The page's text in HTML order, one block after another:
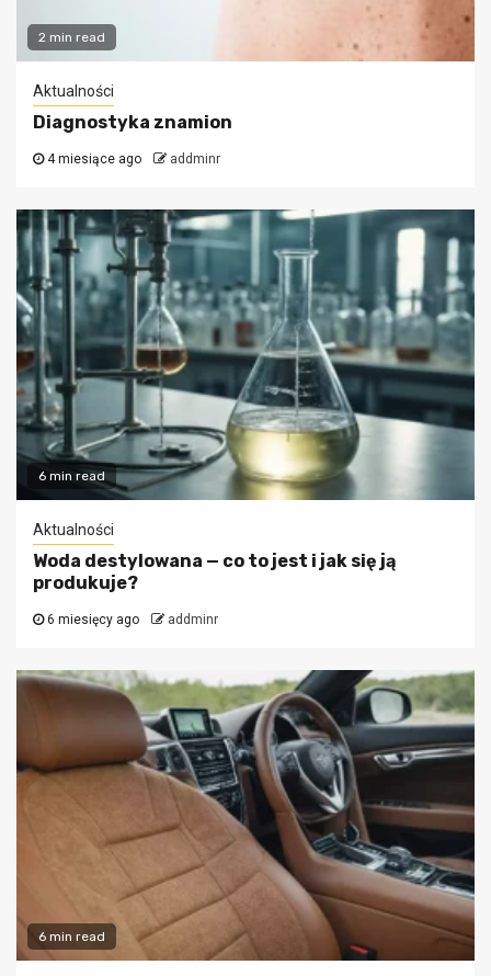
2 min read
Aktualności
Diagnostyka znamion
4 miesiące ago addminr
6 min read
Aktualności
Woda destylowana — co to jest i jak się ją
produkuje?
6 miesięcy ago addminr
6 min read